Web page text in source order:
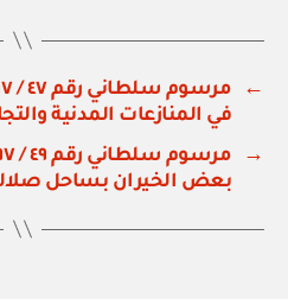
←
في المنازعات المدنية
→
بعض الخيران بساحل